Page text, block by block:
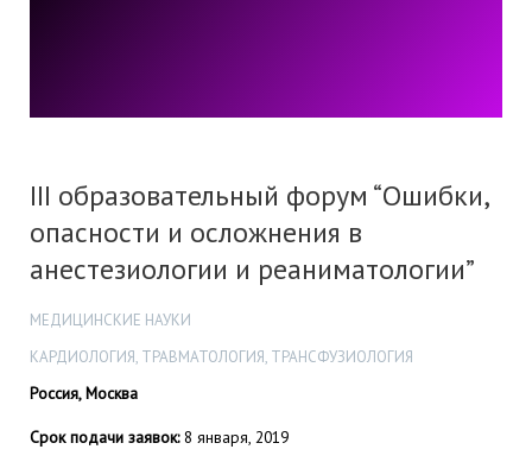
III образовательный форум “Ошибки,
опасности и осложнения в
анестезиологии и реаниматологии”
МЕДИЦИНСКИЕ НАУКИ
КАРДИОЛОГИЯ, ТРАВМАТОЛОГИЯ, ТРАНСФУЗИОЛОГИЯ
Россия, Москва
Срок подачи заявок:8 января, 2019